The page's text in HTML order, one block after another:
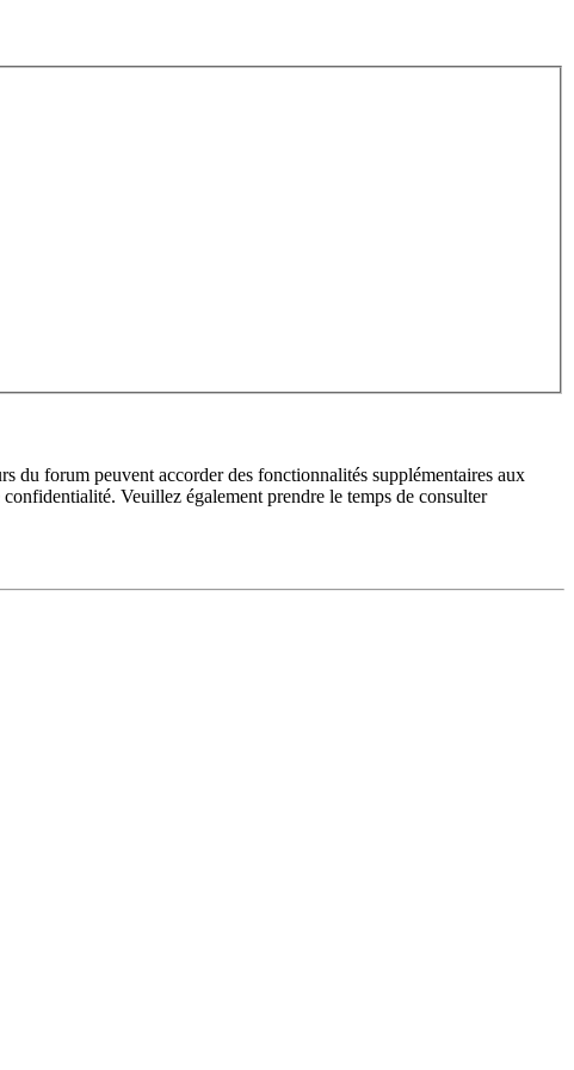
du forum peuvent accorder des fonctionnalités supplémentaires aux
Veuillez également prendre le temps de consulter